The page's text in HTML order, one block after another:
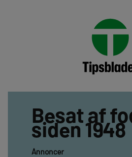
Besat af
siden 1948
Annoncer